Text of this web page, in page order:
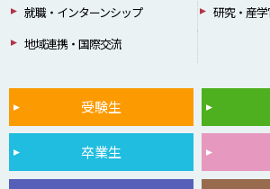
就職・インターンシップ
研究・産
地域連携・国際交流
受験生
卒業生